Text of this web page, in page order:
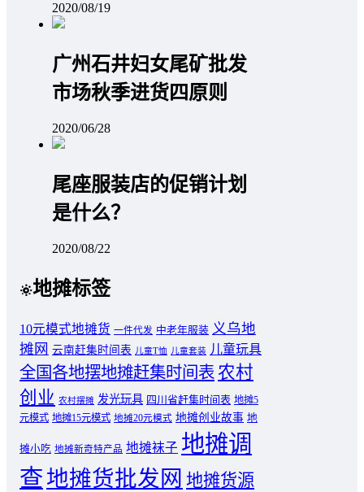
2020/08/19
广州石井妇女尾矿批发
市场秋季进货四原则
2020/06/28
尾座服装店的促销计划
是什么？
2020/08/22
地摊标签
10元模式地摊货 一件代发 中老年服装 义乌地
摊网 云南赶集时间表 儿童T恤 儿童套装 儿童玩具
全国各地摆地摊赶集时间表 农村
创业 农村摆摊 发光玩具 四川省赶集时间表 地摊5
元模式 地摊15元模式 地摊20元模式 地摊创业故事 地
摊小吃 地摊新奇特产品 地摊袜子 地摊调
查地摊货批发网 地摊货源